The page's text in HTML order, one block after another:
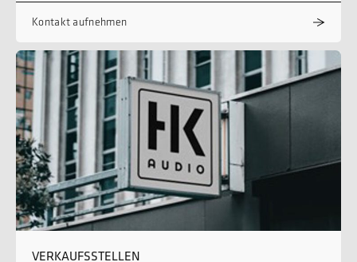
Kontakt aufnehmen
VERKAUFSSTELLEN